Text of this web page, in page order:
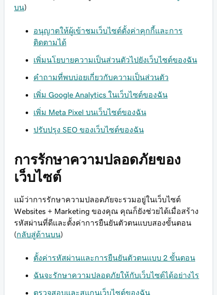
บน)
อนุญาตให้ผู้เข้าชมเว็บไซต์ตั้งค่าคุกกี้และการ
ติดตามได้
เพิ่มนโยบายความเป็นส่วนตัวไปยังเว็บไซต์ของฉัน
คำถามที่พบบ่อยเกี่ยวกับความเป็นส่วนตัว
เพิ่ม Google Analytics ในเว็บไซต์ของฉัน
เพิ่ม Meta Pixel บนเว็บไซต์ของฉัน
ปรับปรุง SEO ของเว็บไซต์ของฉัน
การรักษาความปลอดภัยของ
เว็บไซต์
แม้ว่าการรักษาความปลอดภัยจะรวมอยู่ในเว็บไซต์
Websites + Marketing ของคุณ คุณก็ยังช่วยได้เมื่อสร้าง
รหัสผ่านที่ดีและตั้งค่าการยืนยันตัวตนแบบสองขั้นตอน
(กลับสู่ด้านบน)
ตั้งค่ารหัสผ่านและการยืนยันตัวตนแบบ 2 ขั้นตอน
ฉันจะรักษาความปลอดภัยให้กับเว็บไซต์ได้อย่างไร
ตรวจสอบและสแกนเว็บไซต์ของฉัน